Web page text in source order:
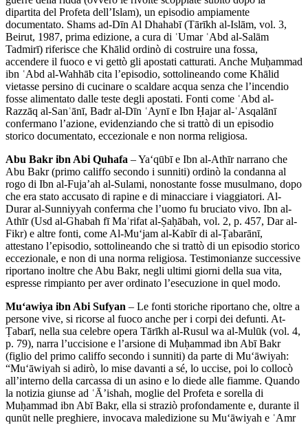
dipartita del Profeta dell’Islam), un episodio ampiamente
documentato. Shams ad-Dīn Al Dhahabī (Tārīkh al-Islām, vol. 3,
Beirut, 1987, prima edizione, a cura di ʿUmar ʿAbd al-Salām
Tadmirī) riferisce che Khālid ordinò di costruire una fossa,
accendere il fuoco e vi gettò gli apostati catturati. Anche Muḥammad
ibn ʿAbd al-Wahhāb cita l’episodio, sottolineando come Khālid
vietasse persino di cucinare o scaldare acqua senza che l’incendio
fosse alimentato dalle teste degli apostati. Fonti come ʿAbd al-
Razzāq al-Sanʿānī, Badr al-Dīn ʿAynī e Ibn Ḥajar al-ʿAsqalānī
confermano l’azione, evidenziando che si trattò di un episodio
storico documentato, eccezionale e non norma religiosa.
Abu Bakr ibn Abi Quhafa – Ya‘qūbī e Ibn al-Athīr narrano che
Abu Bakr (primo califfo secondo i sunniti) ordinò la condanna al
rogo di Ibn al-Fuja’ah al-Sulami, nonostante fosse musulmano, dopo
che era stato accusato di rapine e di minacciare i viaggiatori. Al-
Durar al-Sunniyyah conferma che l’uomo fu bruciato vivo. Ibn al-
Athīr (Usd al-Ghabah fī Maʿrifat al-Ṣaḥābah, vol. 2, p. 457, Dar al-
Fikr) e altre fonti, come Al-Mu‘jam al-Kabīr di al-Ṭabarānī,
attestano l’episodio, sottolineando che si trattò di un episodio storico
eccezionale, e non di una norma religiosa. Testimonianze successive
riportano inoltre che Abu Bakr, negli ultimi giorni della sua vita,
espresse rimpianto per aver ordinato l’esecuzione in quel modo.
Mu‘awiya ibn Abi Sufyan – Le fonti storiche riportano che, oltre a
persone vive, si ricorse al fuoco anche per i corpi dei defunti. At-
Ṭabarī, nella sua celebre opera Tārīkh al-Rusul wa al-Mulūk (vol. 4,
p. 79), narra l’uccisione e l’arsione di Muḥammad ibn Abī Bakr
(figlio del primo califfo secondo i sunniti) da parte di Mu‘āwiyah:
“Mu‘āwiyah si adirò, lo mise davanti a sé, lo uccise, poi lo collocò
all’interno della carcassa di un asino e lo diede alle fiamme. Quando
la notizia giunse ad ʿĀ’ishah, moglie del Profeta e sorella di
Muḥammad ibn Abī Bakr, ella si straziò profondamente e, durante il
qunūt nelle preghiere, invocava maledizione su Mu‘āwiyah e ʿAmr